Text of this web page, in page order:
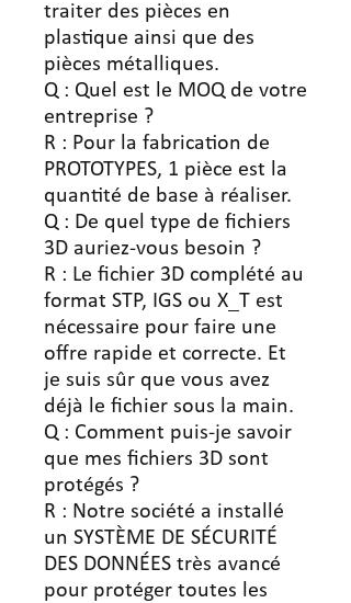
traiter des pièces en
plastique ainsi que des
pièces métalliques.
Q : Quel est le MOQ de votre
entreprise ?
R : Pour la fabrication de
PROTOTYPES, 1 pièce est la
quantité de base à réaliser.
Q : De quel type de fichiers
3D auriez-vous besoin ?
R : Le fichier 3D complété au
format STP, IGS ou X_T est
nécessaire pour faire une
offre rapide et correcte. Et
je suis sûr que vous avez
déjà le fichier sous la main.
Q : Comment puis-je savoir
que mes fichiers 3D sont
protégés ?
R : Notre société a installé
un SYSTÈME DE SÉCURITÉ
DES DONNÉES très avancé
pour protéger toutes les